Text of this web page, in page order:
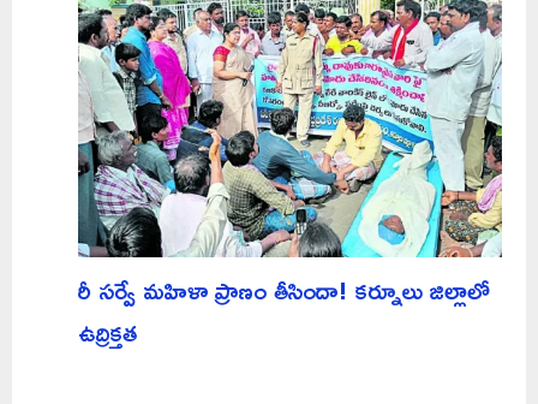
రీ సర్వే మహిళా ప్రాణం తీసిందా! కర్నూలు జిల్లాలో
ఉద్రిక్తత